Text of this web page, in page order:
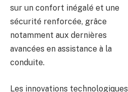
sur un confort inégalé et une
sécurité renforcée, grâce
notamment aux dernières
avancées en assistance à la
conduite.
Les innovations technologiques